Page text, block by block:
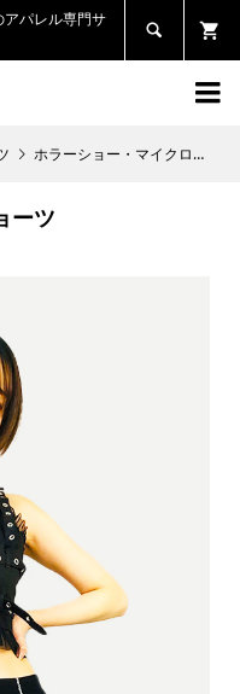
パレル専門サ


ホラーショー・マイクロショーツ
ーツ